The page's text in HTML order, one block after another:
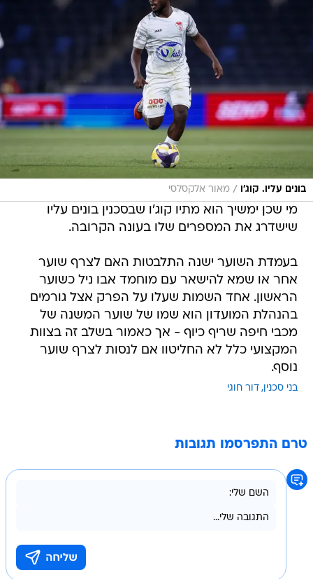
בונים עליו. קוג'ו / מאור אלקסלסי
מי שכן ימשיך הוא מתיו קוג'ו שבסכנין בונים עליו
שישדרג את המספרים שלו בעונה הקרובה.
בעמדת השוער ישנה התלבטות האם לצרף שוער
אחר או שמא להישאר עם מוחמד אבו ניל כשוער
הראשון. אחד השמות שעלו על הפרק אצל גורמים
בהנהלת המועדון הוא שמו של שוער המשנה של
מכבי חיפה שריף כיוף - אך כאמור בשלב זה בצוות
המקצועי כלל לא החליטוו אם לנסות לצרף שוער
נוסף.
בני סכנין דור חוגי
טרם התפרסמו תגובות